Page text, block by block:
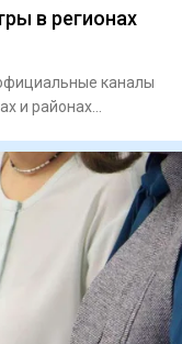
в регионах
каналы
и районах